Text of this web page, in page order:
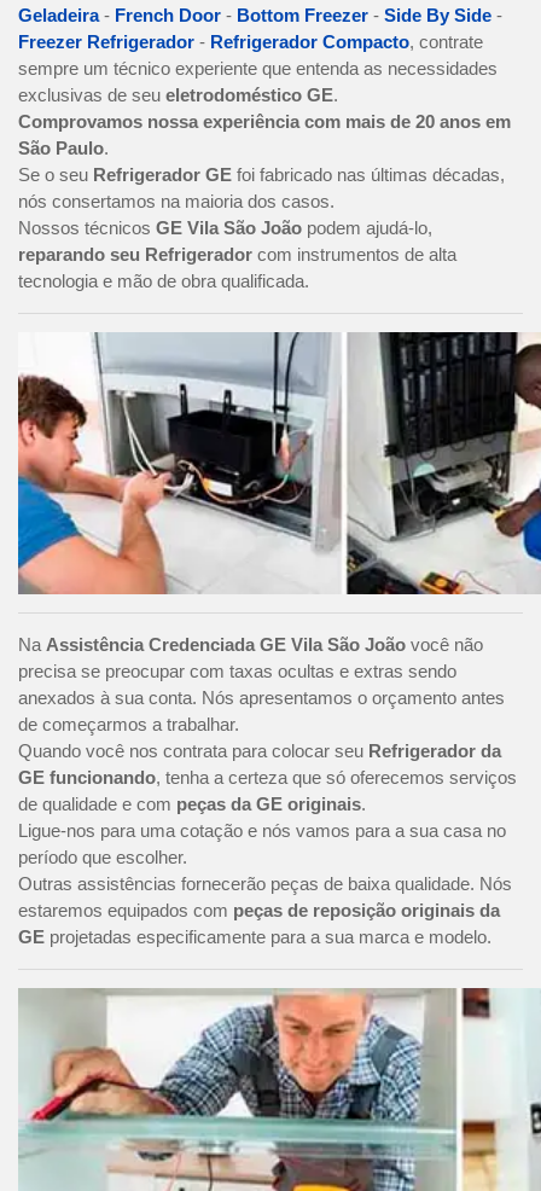
Geladeira- French Door - Bottom Freezer - Side By Side -
Freezer Refrigerador - Refrigerador Compacto, contrate
sempre um técnico experiente que entenda as necessidades
exclusivas de seu eletrodoméstico GE.
Comprovamos nossa experiência com mais de 20 anos em
São Paulo.
Se o seu Refrigerador GE foi fabricado nas últimas décadas,
nós consertamos na maioria dos casos.
Nossos técnicos GE Vila São João podem ajudá-lo,
reparando seu Refrigerador com instrumentos de alta
tecnologia e mão de obra qualificada.
Na Assistência Credenciada GE Vila São João você não
precisa se preocupar com taxas ocultas e extras sendo
anexados à sua conta. Nós apresentamos o orçamento antes
de começarmos a trabalhar.
Quando você nos contrata para colocar seu Refrigerador da
GE funcionando, tenha a certeza que só oferecemos serviços
de qualidade e com peças da GE originais.
Ligue-nos para uma cotação e nós vamos para a sua casa no
período que escolher.
Outras assistências fornecerão peças de baixa qualidade. Nós
estaremos equipados com peças de reposição originais da
GE projetadas especificamente para a sua marca e modelo.